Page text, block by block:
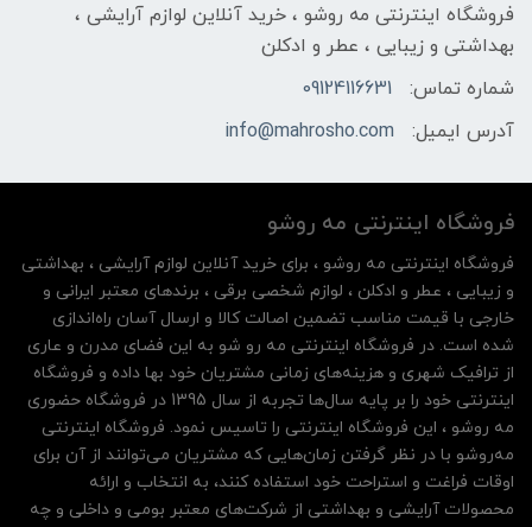
فروشگاه اینترنتی مه‌ رو‌شو ، خرید آنلاین لوازم آرایشی ،
بهداشتی و زیبایی ، عطر و ادکلن
شماره تماس:
09124116631
آدرس ایمیل:
info@mahrosho.com
فروشگاه اینترنتی مه‌ رو‌شو
فروشگاه اینترنتی مه‌ رو‌شو ، برای خرید آنلاین لوازم آرایشی ، بهداشتی
و زیبایی ، عطر و ادکلن ، لوازم شخصی برقی ، برندهای معتبر ایرانی و
خارجی با قیمت مناسب تضمین اصالت کالا و ارسال آسان راه‌اندازی
شده است. در فروشگاه اینترنتی مه رو شو به این فضای مدرن و عاری
از ترافیک شهری و هزینه‌های زمانی مشتریان خود بها داده و فروشگاه
اینترنتی خود را بر پایه سال‌ها تجربه از سال 1395 در فروشگاه حضوری
مه روشو ، این فروشگاه اینترنتی را تاسیس نمود. فروشگاه اینترنتی
مه‌رو‌شو با در نظر گرفتن زمان‌هایی که مشتریان می‌توانند از آن‌ برای
اوقات فراغت و استراحت خود استفاده کنند، به انتخاب و ارائه
محصولات آرایشی و بهداشتی از شرکت‌های معتبر بومی و داخلی و چه